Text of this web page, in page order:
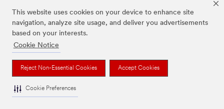
This website uses cookies on your device to enhance site
navigation, analyze site usage, and deliver you advertisements
based on your interests.
Cookie Notice
Reject Non-Essential Cookies Accept Cookies
Cookie Preferences